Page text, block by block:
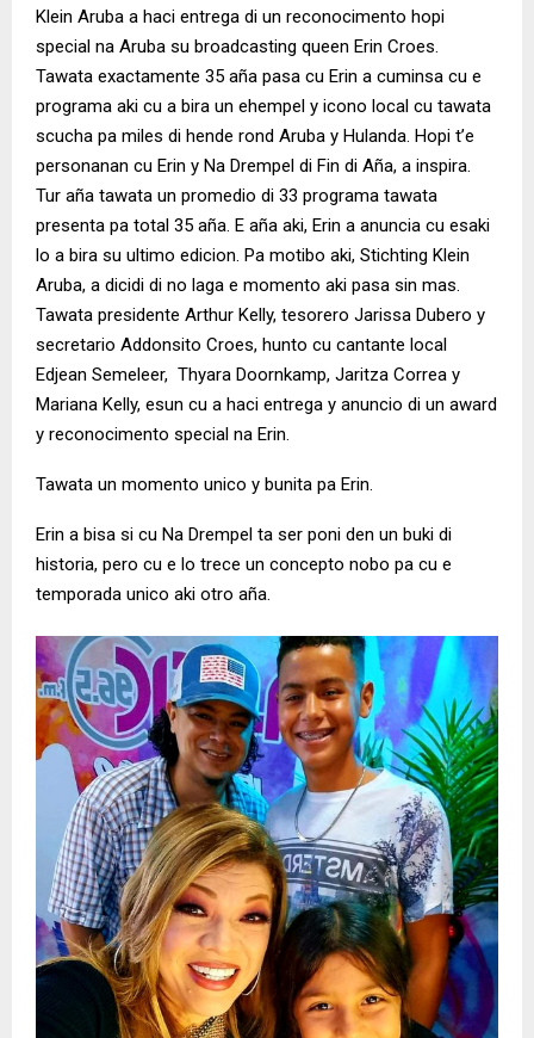
Klein Aruba a haci entrega di un reconocimento hopi
special na Aruba su broadcasting queen Erin Croes.
Tawata exactamente 35 aña pasa cu Erin a cuminsa cu e
programa aki cu a bira un ehempel y icono local cu tawata
scucha pa miles di hende rond Aruba y Hulanda. Hopi t’e
personanan cu Erin y Na Drempel di Fin di Aña, a inspira.
Tur aña tawata un promedio di 33 programa tawata
presenta pa total 35 aña. E aña aki, Erin a anuncia cu esaki
lo a bira su ultimo edicion. Pa motibo aki, Stichting Klein
Aruba, a dicidi di no laga e momento aki pasa sin mas.
Tawata presidente Arthur Kelly, tesorero Jarissa Dubero y
secretario Addonsito Croes, hunto cu cantante local
Edjean Semeleer, Thyara Doornkamp, Jaritza Correa y
Mariana Kelly, esun cu a haci entrega y anuncio di un award
y reconocimento special na Erin.
Tawata un momento unico y bunita pa Erin.
Erin a bisa si cu Na Drempel ta ser poni den un buki di
historia, pero cu e lo trece un concepto nobo pa cu e
temporada unico aki otro aña.